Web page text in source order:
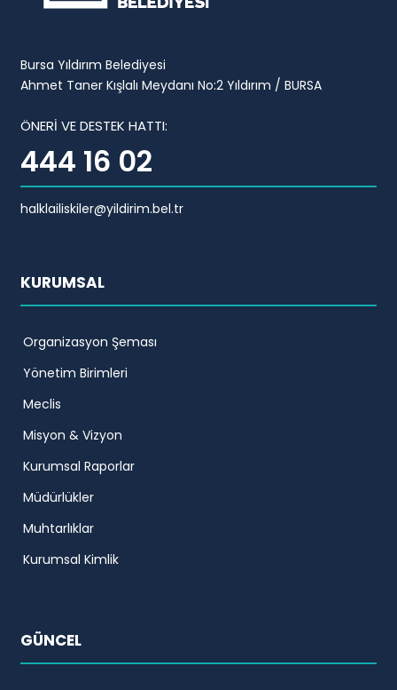
Bursa Yıldırım Belediyesi
Ahmet Taner Kışlalı Meydanı No:2 Yıldırım / BURSA
ÖNERİ VE DESTEK HATTI:
444 16 02
halklailiskiler@yildirim.bel.tr
KURUMSAL
Organizasyon Şeması
Yönetim Birimleri
Meclis
Misyon & Vizyon
Kurumsal Raporlar
Müdürlükler
Muhtarlıklar
Kurumsal Kimlik
GÜNCEL